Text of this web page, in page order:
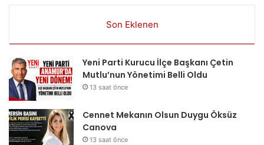
Son Eklenen
Yeni Parti Kurucu İlçe Başkanı Çetin
Mutlu’nun Yönetimi Belli Oldu
13 saat önce
Cennet Mekanın Olsun Duygu Öksüz
Canova
13 saat önce